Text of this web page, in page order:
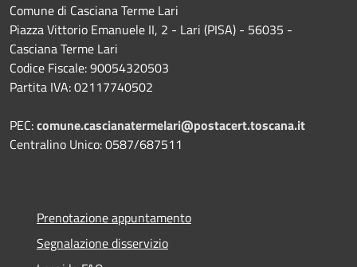
Comune di Casciana Terme Lari
Piazza Vittorio Emanuele II, 2 - Lari (PISA) - 56035 -
Casciana Terme Lari
Codice Fiscale: 90054320503
Partita IVA: 02117740502
PEC:comune.cascianatermelari@postacert.toscana.it
Centralino Unico: 0587/687511
Prenotazione appuntamento
Segnalazione disservizio